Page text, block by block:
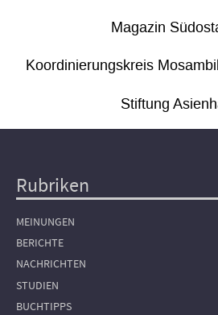
Magazin
Koordinierungskreis
Stiftung
Hauptnavigation
Rubriken
MEINUNGEN
BERICHTE
NACHRICHTEN
STUDIEN
BUCHTIPPS